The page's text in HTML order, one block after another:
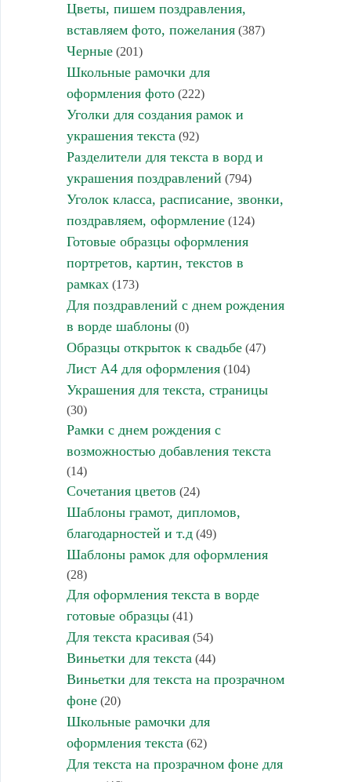
Цветы, пишем поздравления,
вставляем фото, пожелания(387)
Черные(201)
Школьные рамочки для
оформления фото(222)
Уголки для создания рамок и
украшения текста (92)
Разделители для текста в ворд и
украшения поздравлений (794)
Уголок класса, расписание, звонки,
поздравляем, оформление(124)
Готовые образцы оформления
портретов, картин, текстов в
рамках(173)
Для поздравлений с днем рождения
в ворде шаблоны(0)
Образцы открыток к свадьбе(47)
Лист А4 для оформления(104)
Украшения для текста, страницы
(30)
Рамки с днем рождения с
возможностью добавления текста
(14)
Сочетания цветов (24)
Шаблоны грамот, дипломов,
благодарностей и т.д(49)
Шаблоны рамок для оформления
(28)
Для оформления текста в ворде
готовые образцы(41)
Для текста красивая(54)
Виньетки для текста (44)
Виньетки для текста на прозрачном
фоне(20)
Школьные рамочки для
оформления текста (62)
Для текста на прозрачном фоне для